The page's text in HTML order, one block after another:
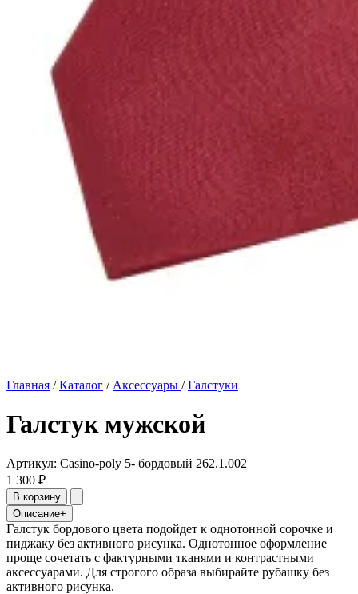
Главная / Каталог / Аксессуары / Галстуки
Галстук мужской
Артикул: Casino-poly 5- бордовый 262.1.002
1 300 ₽
В корзину
Описание+
Галстук бордового цвета подойдет к однотонной сорочке и
пиджаку без активного рисунка. Однотонное оформление
проще сочетать с фактурными тканями и контрастными
аксессуарами. Для строгого образа выбирайте рубашку без
активного рисунка.